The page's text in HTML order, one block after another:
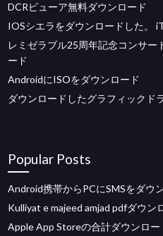
DCRビューア無料ダウンロード
IOSシエラをダウンロードした。
レミゼラブル25周年記念コンサー
ード
AndroidにISOをダウンロード
ダウンロードしたグラフィックド
Popular Posts
Android携帯からPCにSMSをダウ
Kulliyat e majeed amjad pdfダウン
Apple App Storeの合計ダウンロー